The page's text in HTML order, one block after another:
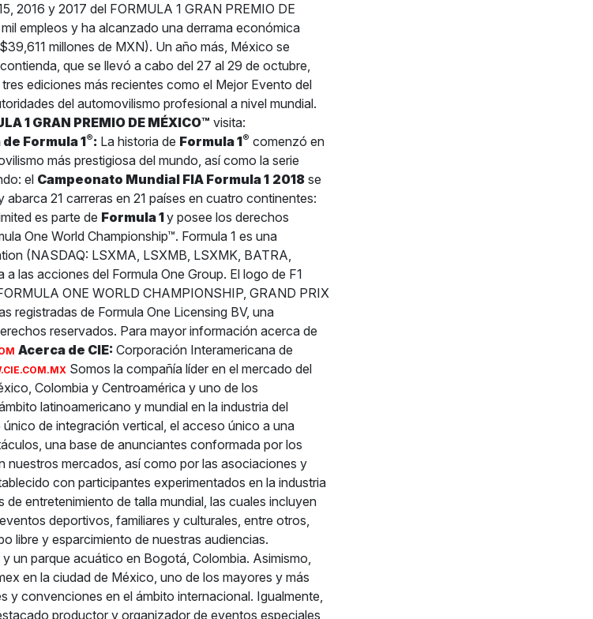
2016 y 2017 del FORMULA 1 GRAN PREMIO DE
empleos y ha alcanzado una derrama económica
millones de MXN). Un año más, México se
que se llevó a cabo del 27 al 29 de octubre,
ediciones más recientes como el Mejor Evento del
del automovilismo profesional a nivel mundial.
1 GRAN PREMIO DE MÉXICO™ visita:
Formula 1®:La historia de Formula 1® comenzó en
más prestigiosa del mundo, así como la serie
el Campeonato Mundial FIA Formula 1 2018se
21 carreras en 21 países en cuatro continentes:
es parte de Formula 1y posee los derechos
One World Championship™. Formula 1 es una
(NASDAQ: LSXMA, LSXMB, LSXMK, BATRA,
las acciones del Formula One Group. El logo de F1
ONE WORLD CHAMPIONSHIP, GRAND PRIX
registradas de Formula One Licensing BV, una
reservados. Para mayor información acerca de
Acerca de CIE:Corporación Interamericana de
Somos la compañía líder en el mercado del
Colombia y Centroamérica y uno de los
latinoamericano y mundial en la industria del
de integración vertical, el acceso único a una
una base de anunciantes conformada por los
nuestros mercados, así como por las asociaciones y
con participantes experimentados en la industria
entretenimiento de talla mundial, las cuales incluyen
deportivos, familiares y culturales, entre otros,
libre y esparcimiento de nuestras audiencias.
un parque acuático en Bogotá, Colombia. Asimismo,
en la ciudad de México, uno de los mayores y más
y convenciones en el ámbito internacional. Igualmente,
productor y organizador de eventos especiales